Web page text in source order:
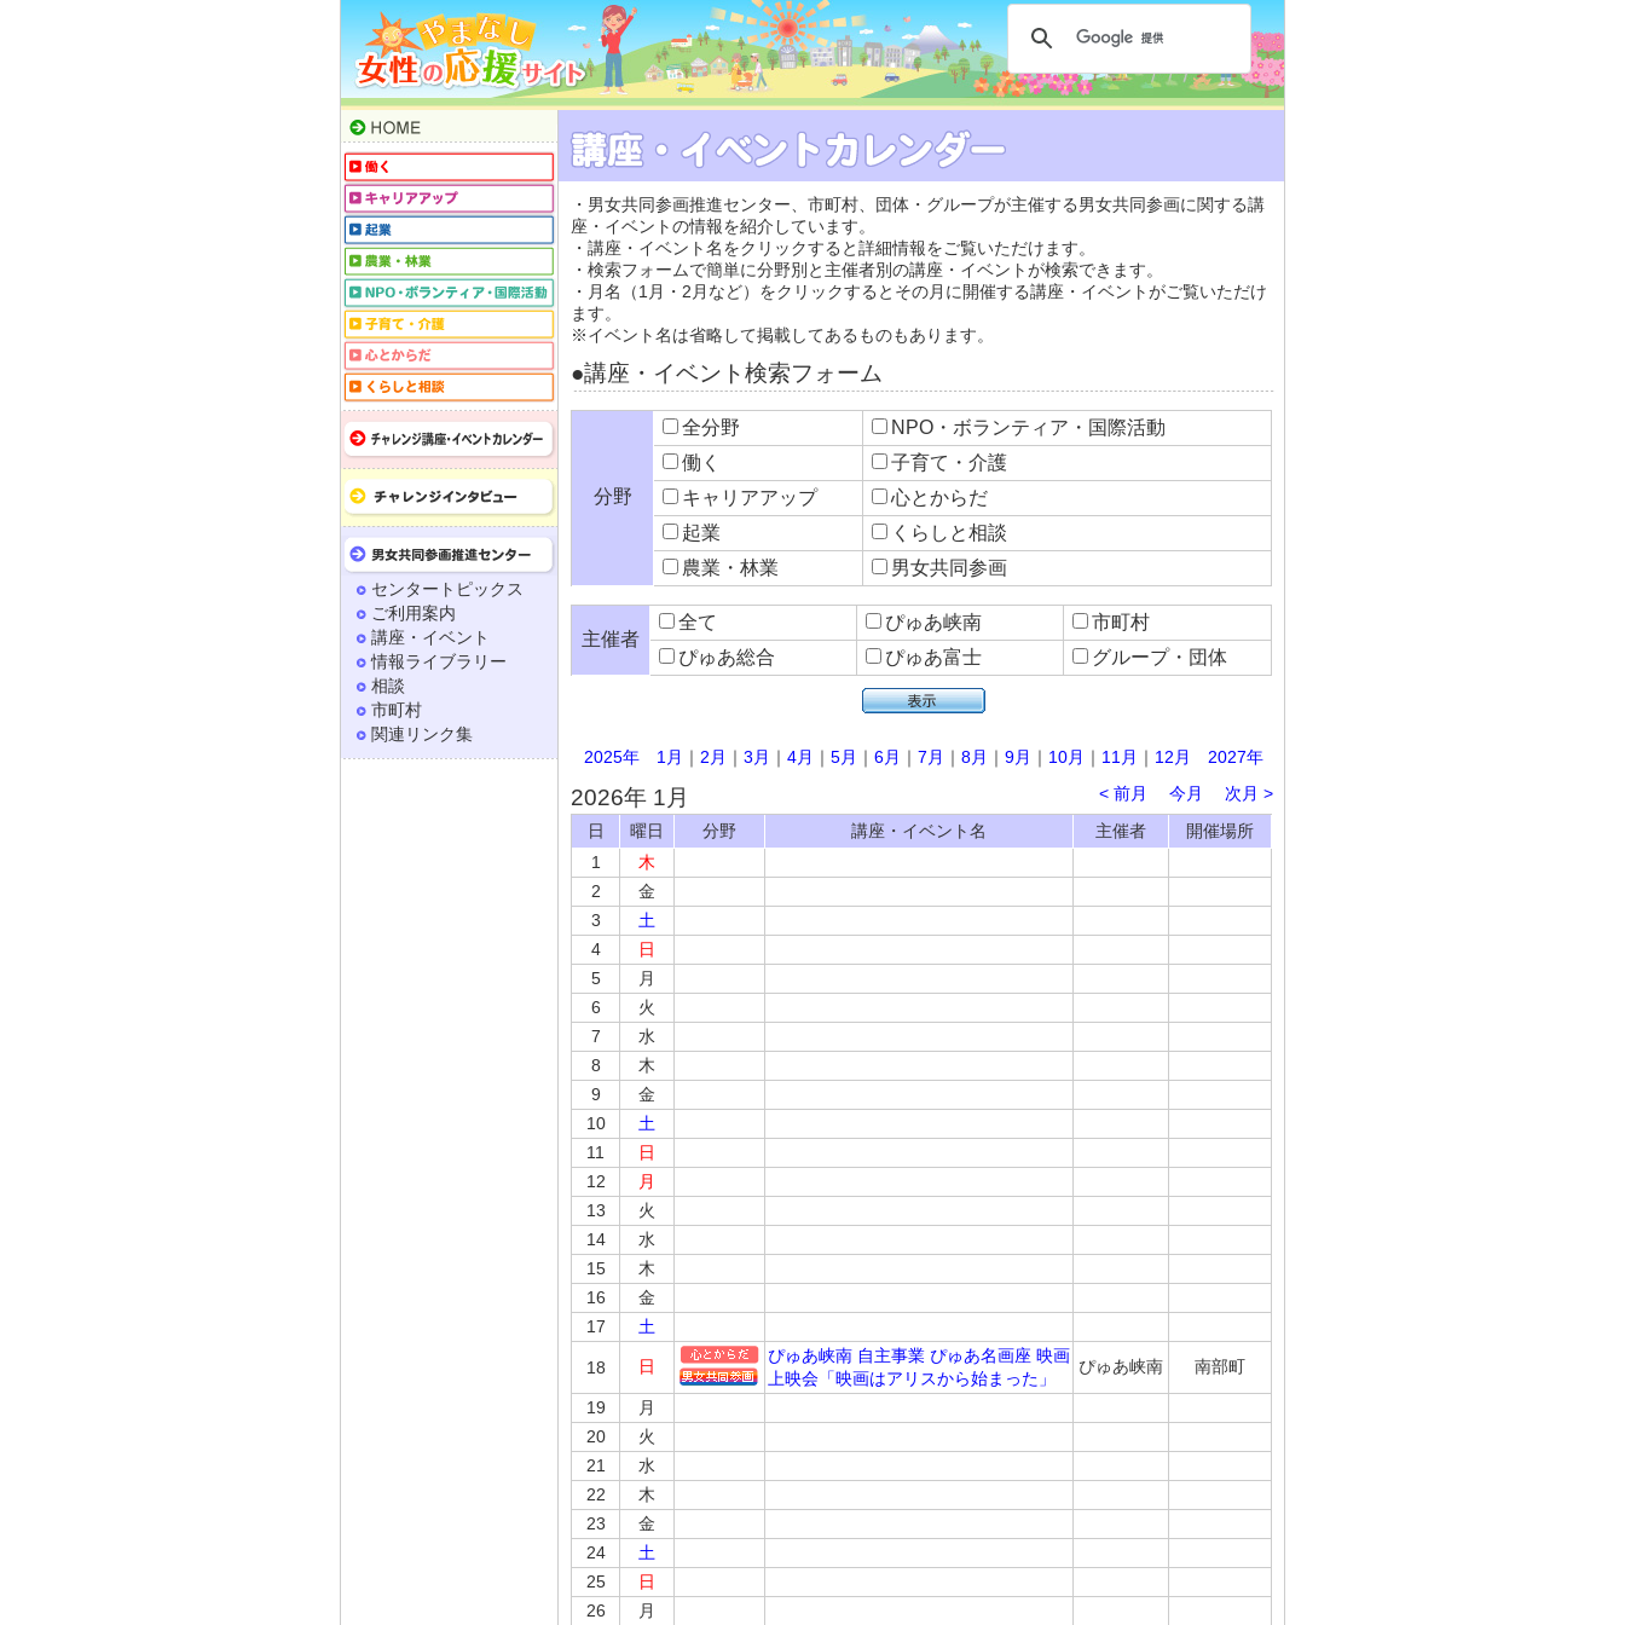
・男女共同参画推進センター、市町村、団体・グループが主催する男女共同参画に関する講
座・イベントの情報を紹介しています。
・講座・イベント名をクリックすると詳細情報をご覧いただけます。
・検索フォームで簡単に分野別と主催者別の講座・イベントが検索できます。
・月名（1月・2月など）をクリックするとその月に開催する講座・イベントがご覧いただけ
ます。
※イベント名は省略して掲載してあるものもあります。
●講座・イベント検索フォーム
分野
全分野
NPO・ボランティア・国際活動
働く
子育て・介護
キャリアアップ
心とからだ
起業
くらしと相談
農業・林業
男女共同参画
主催者
全て ぴゅあ峡南
市町村
ぴゅあ総合
ぴゅあ富士 グループ・団体
2025年 1月 ｜ 2月 ｜ 3月 ｜ 4月 ｜ 5月 ｜ 6月 ｜ 7月 ｜ 8月 ｜ 9月 ｜ 10月 ｜ 11月 ｜ 12月 2027年
2026年 1月 < 前月 今月
次月 >
日
曜日 分野 講座・イベント名 主催者
開催場所
1
木
2
金
3
土
4
日
5
月
6
火
7
水
8
木
9
金
10
土
11
日
12
月
13
火
14
水
15
木
16
金
17
土
18 日
ぴゅあ峡南 自主事業 ぴゅあ名画座 映画
上映会「映画はアリスから始まった」
ぴゅあ峡南 南部町
19
月
20
火
21
水
22
木
23
金
24
土
25
日
26
月
センタートピックス
ご利用案内
講座・イベント
情報ライブラリー
相談
市町村
関連リンク集